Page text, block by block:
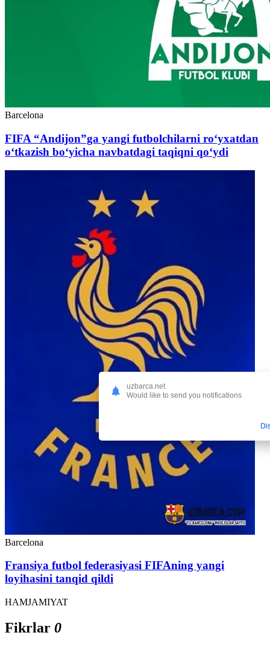
Barcelona
FIFA “Andijon”ga yangi futbolchilarni ro‘yxatdan
o‘tkazish bo‘yicha navbatdagi taqiqni qo‘ydi
Barcelona
Fransiya futbol federasiyasi FIFAning yangi
loyihasini tanqid qildi
HAMJAMIYAT
Fikrlar 0
uzbarca.net
Would like to send you notifications